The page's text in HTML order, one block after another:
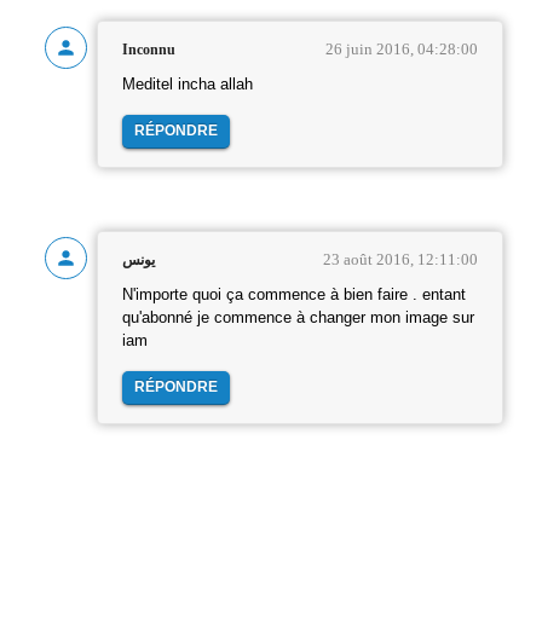
Inconnu 26 juin 2016, 04:28:00
Meditel incha allah
RÉPONDRE
يونس 23 août 2016, 12:11:00
N'importe quoi ça commence à bien faire . entant
qu'abonné je commence à changer mon image sur
iam
RÉPONDRE